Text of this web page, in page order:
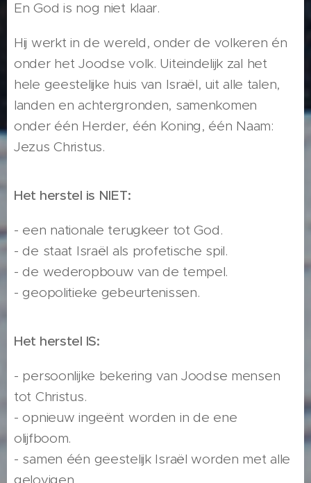
En God is nog niet klaar.
Hij werkt in de wereld, onder de volkeren én
onder het Joodse volk. Uiteindelijk zal het
hele geestelijke huis van Israël, uit alle talen,
landen en achtergronden, samenkomen
onder één Herder, één Koning, één Naam:
Jezus Christus.
Het herstel is NIET:
- een nationale terugkeer tot God.
- de staat Israël als profetische spil.
- de wederopbouw van de tempel.
- geopolitieke gebeurtenissen.
Het herstel IS:
- persoonlijke bekering van Joodse mensen
tot Christus.
- opnieuw ingeënt worden in de ene
olijfboom.
- samen één geestelijk Israël worden met alle